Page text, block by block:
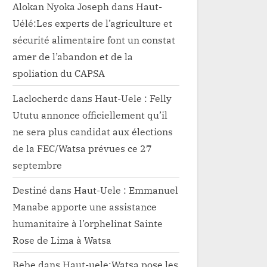
Alokan Nyoka Joseph dans Haut-
Uélé:Les experts de l’agriculture et
sécurité alimentaire font un constat
amer de l’abandon et de la
spoliation du CAPSA
Laclocherdcdans Haut-Uele : Felly
Ututu annonce officiellement qu’il
ne sera plus candidat aux élections
de la FEC/Watsa prévues ce 27
septembre
Destiné dans Haut-Uele : Emmanuel
Manabe apporte une assistance
humanitaire à l’orphelinat Sainte
Rose de Lima à Watsa